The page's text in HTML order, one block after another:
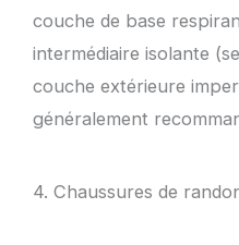
couche de base
intermédiaire isolante
couche extérieure
généralement
4. Chaussures de